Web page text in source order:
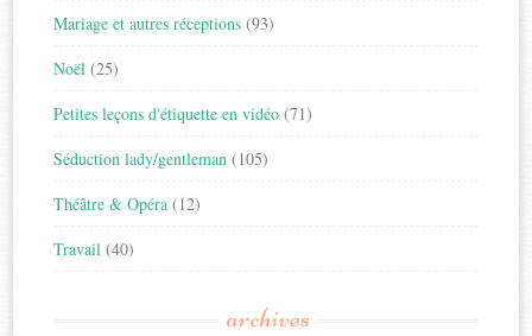
Mariage et autres réceptions (93)
Noël (25)
Petites leçons d'étiquette en vidéo (71)
Séduction lady/gentleman (105)
Théâtre & Opéra (12)
Travail (40)
archives